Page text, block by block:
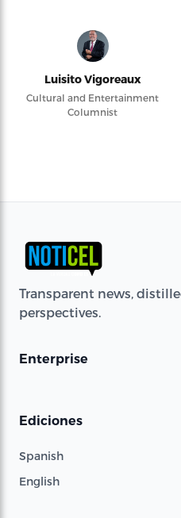
Luisito Vigoreaux
Cultural and Entertainment
Columnist
Transparent news,
perspectives.
Enterprise
Ediciones
Spanish
English